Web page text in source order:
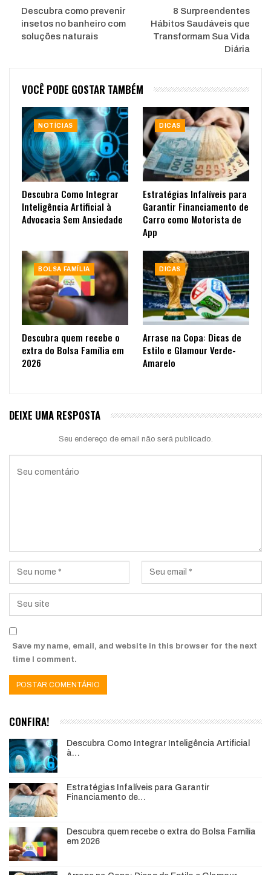
Descubra como prevenir
insetos no banheiro com
soluções naturais
8 Surpreendentes
Hábitos Saudáveis que
Transformam Sua Vida
Diária
VOCÊ PODE GOSTAR TAMBÉM
NOTÍCIAS
Descubra Como Integrar
Inteligência Artificial à
Advocacia Sem Ansiedade
DICAS
Estratégias Infalíveis para
Garantir Financiamento de
Carro como Motorista de
App
BOLSA FAMÍLIA
Descubra quem recebe o
extra do Bolsa Família em
2026
DICAS
Arrase na Copa: Dicas de
Estilo e Glamour Verde-
Amarelo
DEIXE UMA RESPOSTA
Seu endereço de email não será publicado.
Save my name, email, and website in this browser for the next
time I comment.
CONFIRA!
Descubra Como Integrar Inteligência Artificial
à…
Estratégias Infalíveis para Garantir
Financiamento de…
Descubra quem recebe o extra do Bolsa Família
em 2026